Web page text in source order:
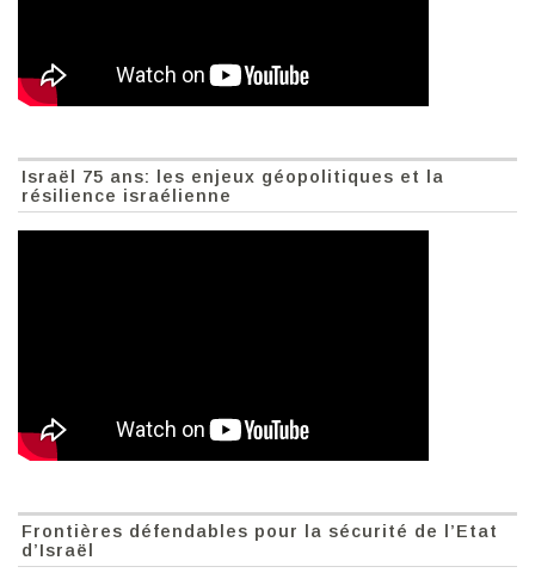
Israël 75 ans: les enjeux géopolitiques et la
résilience israélienne
Frontières défendables pour la sécurité de l’Etat
d’Israël